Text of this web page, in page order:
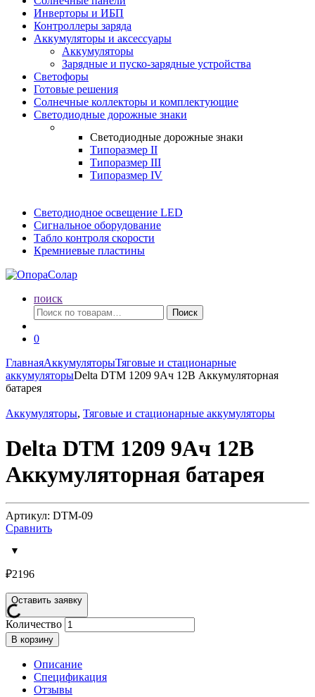
Инверторы и ИБП
Контроллеры заряда
Аккумуляторы и аксессуары
Аккумуляторы
Зарядные и пуско-зарядные устройства
Светофоры
Готовые решения
Солнечные коллекторы и комплектующие
Светодиодные дорожные знаки
Светодиодные дорожные знаки
Типоразмер II
Типоразмер III
Типоразмер IV
Светодиодное освещение LED
Сигнальное оборудование
Табло контроля скорости
Кремниевые пластины
поиск
Искать:
Поиск
0
ГлавнаяАккумуляторыТяговые и стационарные
аккумуляторыDelta DTM 1209 9Ач 12В Аккумуляторная
батарея
Аккумуляторы, Тяговые и стационарные аккумуляторы
Delta DTM 1209 9Ач 12В
Аккумуляторная батарея
Артикул: DTM-09
Сравнить
₽2196
Оставить заявку
Количество
В корзину
Описание
Спецификация
Отзывы